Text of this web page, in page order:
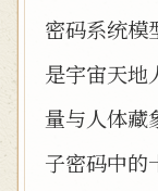
密码系统模
是宇宙天地
量与人体藏
子密码中的